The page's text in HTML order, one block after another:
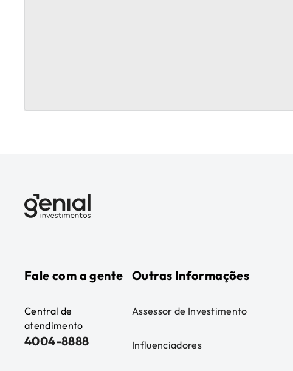
Fale com a gente
Central de
atendimento
4004-8888
Outras Informações
Assessor de Investimento
Influenciadores